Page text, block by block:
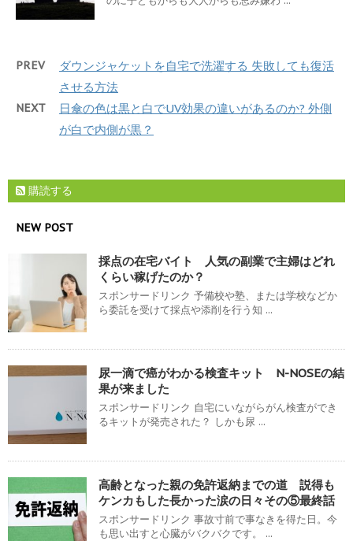
PREV
ダウンジャケットを自宅で洗濯する 失敗しても復活
させる方法
NEXT
日傘の色は黒と白でUV効果の違いがあるのか? 外側
が白で内側が黒？
購読する
NEW POST
採点の在宅バイト 人気の副業で主婦はどれ
くらい稼げたのか？
スポンサードリンク 予備校や塾、または学校などか
ら委託を受けて採点や添削を行う知 ...
尿一滴で癌がわかる検査キット N-NOSEの結
果が来ました
スポンサードリンク 自宅にいながらがん検査ができ
るキットが発売された？ しかも尿 ...
高齢となった親の免許返納までの道 説得も
ケンカもした長かった涙の日々その⑤最終話
スポンサードリンク 事故寸前で事なきを得た日。今
も思い出すと心臓がバクバクです。 ...